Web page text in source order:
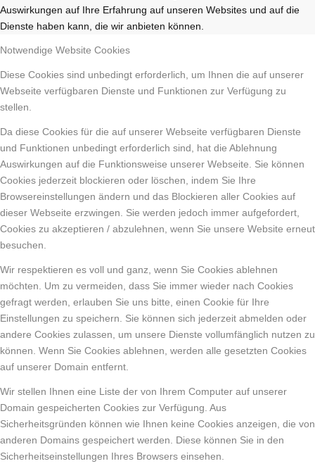
Auswirkungen auf Ihre Erfahrung auf unseren Websites und auf die
Dienste haben kann, die wir anbieten können.
Notwendige Website Cookies
Diese Cookies sind unbedingt erforderlich, um Ihnen die auf unserer
Webseite verfügbaren Dienste und Funktionen zur Verfügung zu
stellen.
Da diese Cookies für die auf unserer Webseite verfügbaren Dienste
und Funktionen unbedingt erforderlich sind, hat die Ablehnung
Auswirkungen auf die Funktionsweise unserer Webseite. Sie können
Cookies jederzeit blockieren oder löschen, indem Sie Ihre
Browsereinstellungen ändern und das Blockieren aller Cookies auf
dieser Webseite erzwingen. Sie werden jedoch immer aufgefordert,
Cookies zu akzeptieren / abzulehnen, wenn Sie unsere Website erneut
besuchen.
Wir respektieren es voll und ganz, wenn Sie Cookies ablehnen
möchten. Um zu vermeiden, dass Sie immer wieder nach Cookies
gefragt werden, erlauben Sie uns bitte, einen Cookie für Ihre
Einstellungen zu speichern. Sie können sich jederzeit abmelden oder
andere Cookies zulassen, um unsere Dienste vollumfänglich nutzen zu
können. Wenn Sie Cookies ablehnen, werden alle gesetzten Cookies
auf unserer Domain entfernt.
Wir stellen Ihnen eine Liste der von Ihrem Computer auf unserer
Domain gespeicherten Cookies zur Verfügung. Aus
Sicherheitsgründen können wie Ihnen keine Cookies anzeigen, die von
anderen Domains gespeichert werden. Diese können Sie in den
Sicherheitseinstellungen Ihres Browsers einsehen.